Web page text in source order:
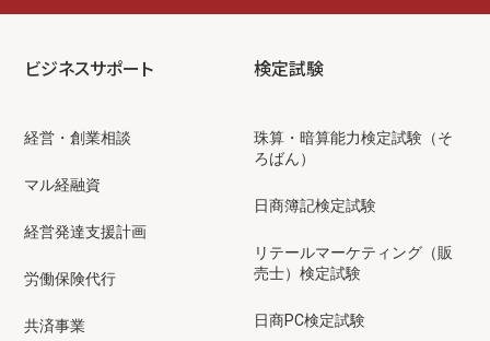
ビジネスサポート
経営・創業相談
マル経融資
経営発達支援計画
労働保険代行
共済事業
検定試験
珠算・暗算能力検定試験（そ
ろばん）
日商簿記検定試験
リテールマーケティング（販
売士）検定試験
日商PC検定試験